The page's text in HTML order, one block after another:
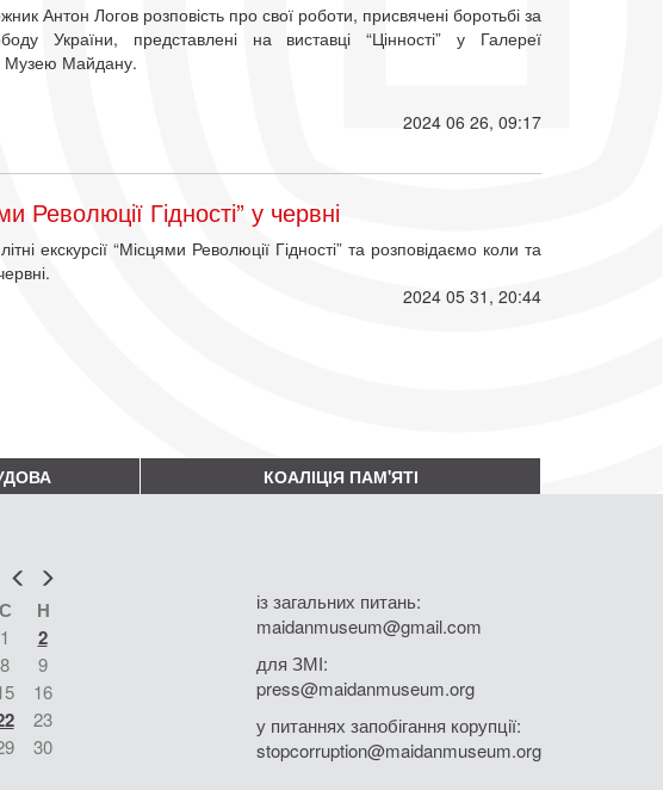
Антон Логов розповість про свої роботи, присвячені боротьбі за
України, представлені на виставці “Цінності” у Галереї
Музею Майдану.
2024 06 26, 09:17
Революції Гідності” у червні
екскурсії “Місцями Революції Гідності” та розповідаємо коли та
2024 05 31, 20:44
КОАЛІЦІЯ ПАМ'ЯТІ
Попер
С Н
1 2
8
9
16
23
30
із загальних питань:
maidanmuseum@gmail.com
для ЗМІ:
press@maidanmuseum.org
у питаннях запобігання корупції:
stopcorruption@maidanmuseum.org